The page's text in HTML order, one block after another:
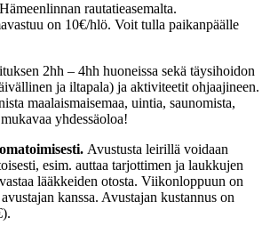
rautatieasemalta.
on 10€/hlö. Voit tulla paikanpäälle
2hh – 4hh huoneissa sekä täysihoidon
ja iltapala) ja aktiviteetit ohjaajineen.
maalaismaisemaa, uintia, saunomista,
yhdessäoloa!
Avustusta leirillä voidaan
esim. auttaa tarjottimen ja laukkujen
lääkkeiden otosta. Viikonloppuun on
kanssa. Avustajan kustannus on